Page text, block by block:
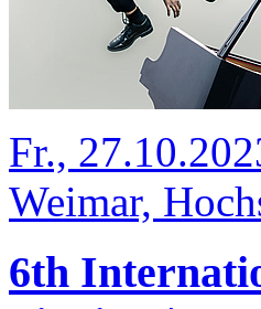
Fr.,
Weimar,
6th